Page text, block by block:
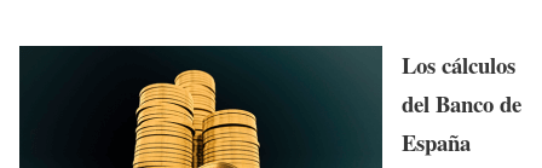
Los cálculos
del Banco de
España